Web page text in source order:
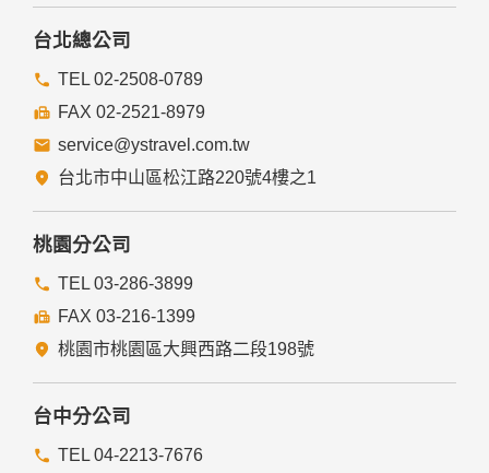
台北總公司
TEL 02-2508-0789
FAX 02-2521-8979
service@ystravel.com.tw
台北市中山區松江路220號4樓之1
桃園分公司
TEL 03-286-3899
FAX 03-216-1399
桃園市桃園區大興西路二段198號
台中分公司
TEL 04-2213-7676